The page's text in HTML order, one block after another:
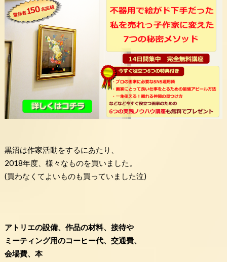
黒沼は作家活動をするにあたり、
2018年度、様々なものを買いました。
(買わなくてよいものも買っていました泣)
アトリエの設備、作品の材料、接待や
ミーティング用のコーヒー代、交通費、
会場費、本